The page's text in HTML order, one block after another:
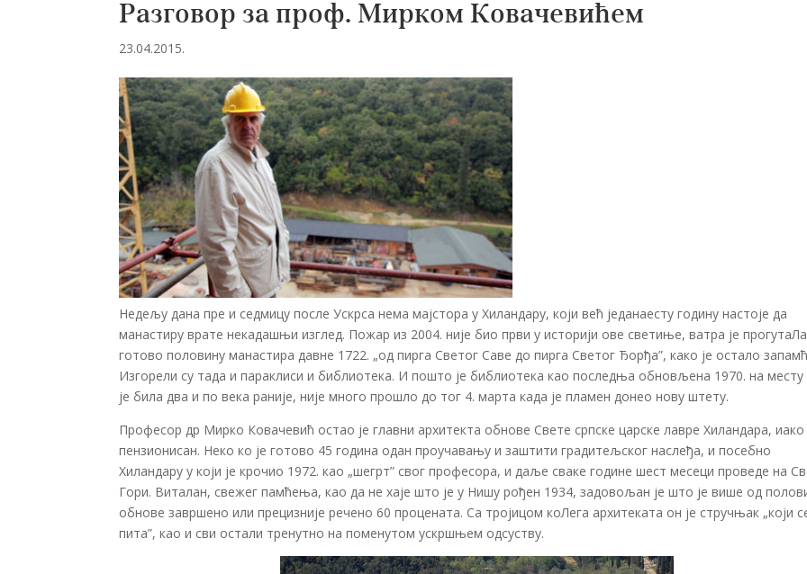
Разговор за проф. Мирком Ковачевићем
23.04.2015.
Недељу дана пре и седмицу после Ускрса нема мајстора у Хиландару, који већ једанаесту годину настоје да
манастиру врате некадашњи изглед. Пожар из 2004. није био први у историји ове светиње, ватра је прогутаЛа
готово половину манастира давне 1722. „од пирга Светог Саве до пирга Светог Ђорђа”, како је остало
Изгорели су тада и параклиси и библиотека. И пошто је библиотека као последња обновљена 1970. на месту
је била два и по века раније, није много прошло до тог 4. марта када је пламен донео нову штету.
Професор др Мирко Ковачевић остао је главни архитекта обнове Свете српске царске лавре Хиландара, иако
пензионисан. Неко ко је готово 45 година одан проучавању и заштити градитељског наслеђа, и посебно
Хиландару у који је крочио 1972. као „шегрт” свог професора, и даље сваке године шест месеци проведе на
Гори. Виталан, свежег памћења, као да не хаје што је у Нишу рођен 1934, задовољан је што је више од
обнове завршено или прецизније речено 60 процената. Са тројицом коЛега архитеката он је стручњак „који
пита”, као и сви остали тренутно на поменутом ускршњем одсуству.